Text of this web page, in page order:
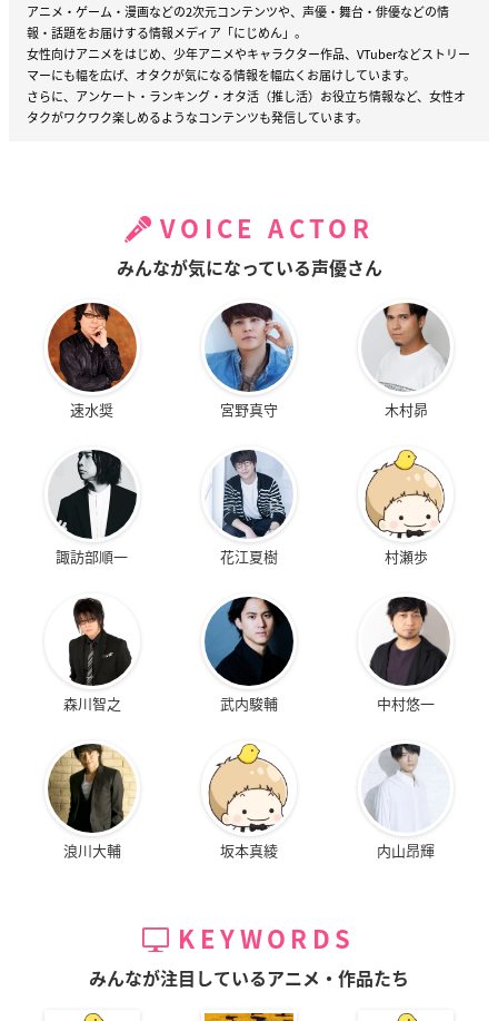
アニメ・ゲーム・漫画などの2次元コンテンツや、声優・舞台・俳優などの情
報・話題をお届けする情報メディア「にじめん」。
女性向けアニメをはじめ、少年アニメやキャラクター作品、VTuberなどストリー
マーにも幅を広げ、オタクが気になる情報を幅広くお届けしています。
さらに、アンケート・ランキング・オタ活（推し活）お役立ち情報など、女性オ
タクがワクワク楽しめるようなコンテンツも発信しています。
VOICE ACTOR
みんなが気になっている声優さん
速水奨 宮野真守 木村昴
諏訪部順一 花江夏樹 村瀬歩
森川智之 武内駿輔 中村悠一
浪川大輔 坂本真綾 内山昂輝
KEYWORDS
みんなが注目しているアニメ・作品たち